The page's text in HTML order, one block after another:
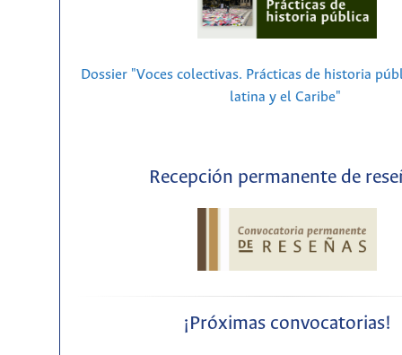
Dossier "Voces colectivas. Prácticas de historia
latina y el Caribe"
Recepción permanente de
¡Próximas convocatorias!